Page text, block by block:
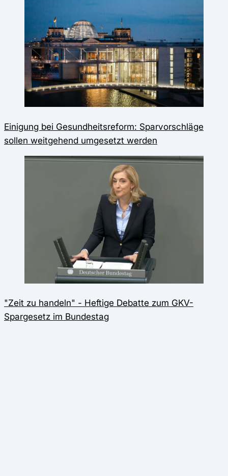
Einigung bei Gesundheitsreform: Sparvorschläge
sollen weitgehend umgesetzt werden
"Zeit zu handeln" - Heftige Debatte zum GKV-
Spargesetz im Bundestag